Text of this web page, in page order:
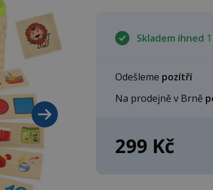
Skladem ihned
Odešleme pozítří
Na prodejně v Brně
299 Kč